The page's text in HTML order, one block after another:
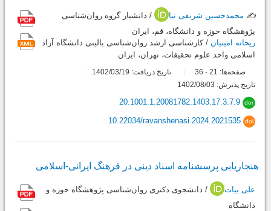
✍️ محمدحسین شریفی نیا
/ دانشیار گروه روان‌شناسی
پژوهشگاه حوزه و دانشگاه، قم، ایران
ریحانه امینیان / کارشناسی ارشد روان‌شناسی بالینی دانشگاه آزاد
اسلامی واحد علوم تحقیقات، تهران، ایران
صفحه‌ها: 21
-
تاریخ دریافت: 1402/03/19
تاریخ پذیرش: 1402/08/03
dor
20.1001.1.20081782.1403.17.3.7.9
doi
10.22034/ravanshenasi.2024.2021535
هنجاریابی پرسشنامه اسناد دینی در فرهنگ ایرانی-اسلامی
علی بیات
/ دانشجوی دکتری روان‌شناسی پژوهشگاه حوزه و
دانشگاه